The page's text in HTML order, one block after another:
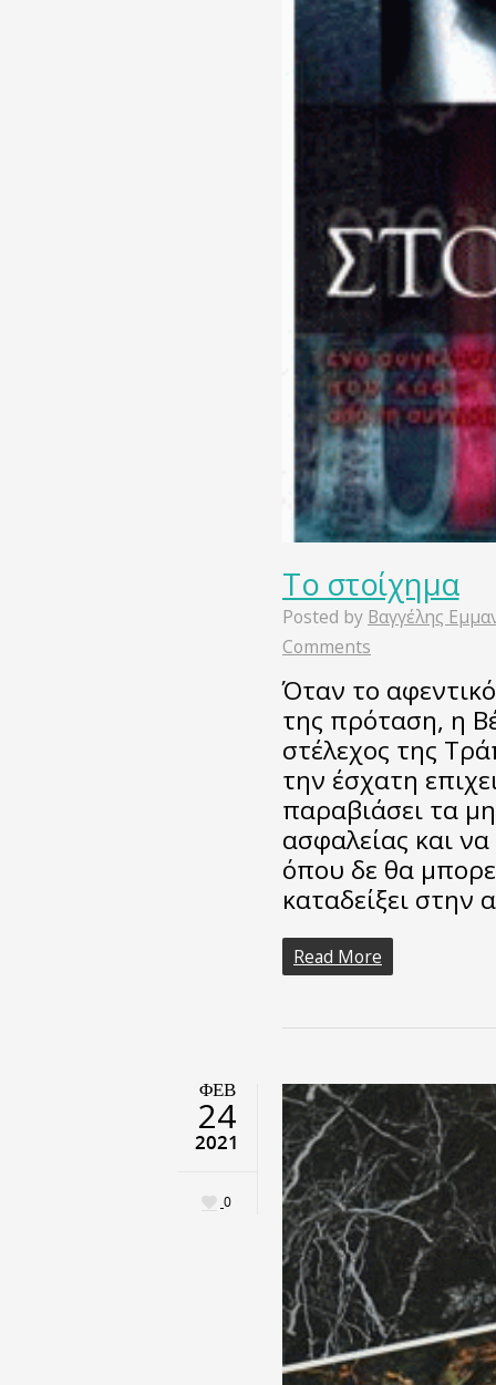
Το στοίχημα
Posted by Βαγγέλης
Comments
Όταν το
της πρόταση, η
στέλεχος της
την έσχατη
παραβιάσει τα
ασφαλείας και
όπου δε θα
καταδείξει
Read More
ΦΕΒ
24
2021
0